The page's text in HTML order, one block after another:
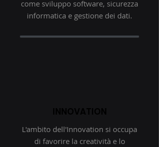
come sviluppo software, sicurezza
informatica e gestione dei dati.
L'ambito dell'Innovation si occupa
di favorire la creatività e lo